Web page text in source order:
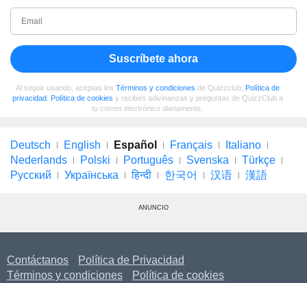
Suscríbete ahora
Al seguir usando, aceptas los Términos y condiciones de Quizzclub, Política de
privacidad, Política de cookies y recibes adivinanzas y preguntas de QuizzClub a
tu correo electrónico diariamente.
Deutsch English Español Français
Italiano
Nederlands
Polski Português Svenska
Türkçe
Русский
Українська हिन्दी 한국어 汉语 漢語
ANUNCIO
Contáctanos
Política de Privacidad
Términos y condiciones
Política de cookies